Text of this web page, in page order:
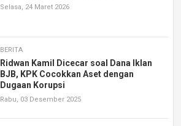
Selasa, 24 Maret 2026
BERITA
Ridwan Kamil Dicecar soal Dana Iklan
BJB, KPK Cocokkan Aset dengan
Dugaan Korupsi
Rabu, 03 Desember 2025